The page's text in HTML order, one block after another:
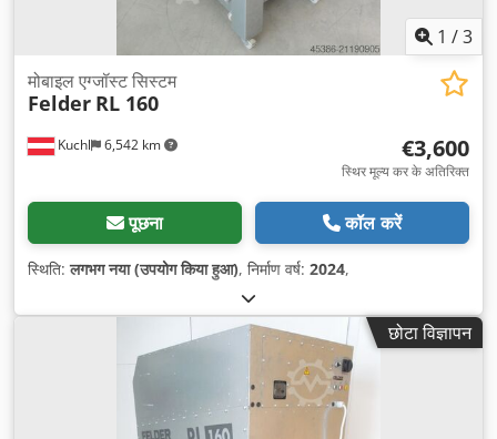
1 /3
Kuchl 6,542 km
मोबाइल एग्जॉस्ट सिस्टम
Felder RL 160
€3,600
स्थिर मूल्य कर के अतिरिक्त
पूछना कॉल करें
स्थिति:लगभग नया (उपयोग किया हुआ), निर्माण वर्ष: 2024,
छोटा विज्ञापन